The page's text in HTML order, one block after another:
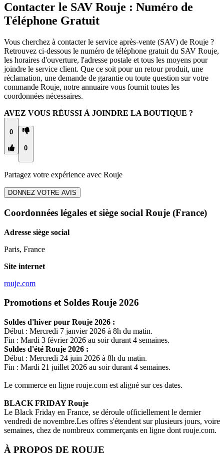
Contacter le SAV Rouje : Numéro de
Téléphone Gratuit
Vous cherchez à contacter le service après-vente (SAV) de Rouje ?
Retrouvez ci-dessous le numéro de téléphone gratuit du SAV Rouje,
les horaires d'ouverture, l'adresse postale et tous les moyens pour
joindre le service client. Que ce soit pour un retour produit, une
réclamation, une demande de garantie ou toute question sur votre
commande Rouje, notre annuaire vous fournit toutes les
coordonnées nécessaires.
AVEZ VOUS RÉUSSI À JOINDRE LA BOUTIQUE ?
0
0
Partagez votre expérience avec Rouje
DONNEZ VOTRE AVIS
Coordonnées légales et siège social Rouje (France)
Adresse siège social
Paris, France
Site internet
rouje.com
Promotions et Soldes Rouje 2026
Soldes d'hiver pour Rouje 2026 :
Début : Mercredi 7 janvier 2026 à 8h du matin.
Fin : Mardi 3 février 2026 au soir durant 4 semaines.
Soldes d'été Rouje 2026 :
Début : Mercredi 24 juin 2026 à 8h du matin.
Fin : Mardi 21 juillet 2026 au soir durant 4 semaines.
Le commerce en ligne rouje.com est aligné sur ces dates.
BLACK FRIDAYRouje
Le Black Friday en France, se déroule officiellement le dernier
vendredi de novembre.Les offres s'étendent sur plusieurs jours, voire
semaines, chez de nombreux commerçants en ligne dont rouje.com.
À PROPOS DE ROUJE